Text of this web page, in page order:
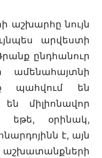
աշխարհը նույն
արվեստի
ընդհանուր
ամենահայտնի
պահվում են
միլիոնավոր
եթե, օրինակ,
է, այն